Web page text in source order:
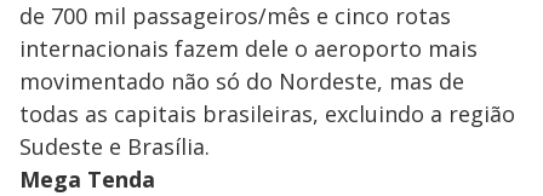
de 700 mil passageiros/mês e cinco rotas
internacionais fazem dele o aeroporto mais
movimentado não só do Nordeste, mas de
todas as capitais brasileiras, excluindo a região
Sudeste e Brasília.
Mega Tenda